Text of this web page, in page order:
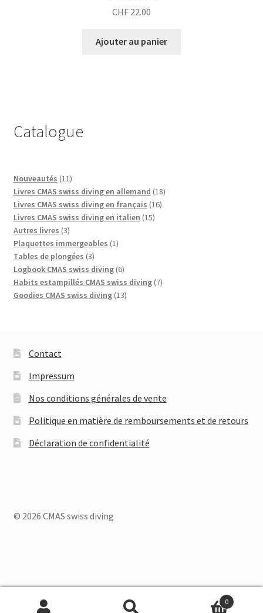
CHF 22.00
Ajouter au panier
Catalogue
Nouveautés 1111
produits
Livres CMAS swiss diving en allemand 1818
Livres CMAS swiss diving en français 1616
Livres CMAS swiss diving en italien 1515
Autres livres 33
produits
Plaquettes immergeables 11
Tables de plongées 33
produits
Logbook CMAS swiss diving 66
produits
Habits estampillés CMAS swiss diving 77
Goodies CMAS swiss diving 1313
Contact
Impressum
Nos conditions générales de vente
Politique en matière de remboursements et de retours
Déclaration de confidentialité
© 2026 CMAS swiss diving
0
Français Italiano